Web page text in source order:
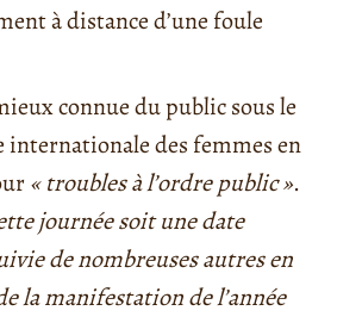
à distance d’une foule
connue du public sous le
internationale des femmes en
« troubles à l’ordre public ».
journée soit une date
de nombreuses autres en
la manifestation de l’année